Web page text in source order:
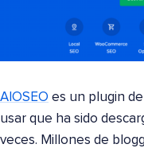
AIOSEO es un plugin
usar que ha sido
veces. Millones de